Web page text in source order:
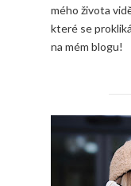
mého života
které se
na mém blogu!